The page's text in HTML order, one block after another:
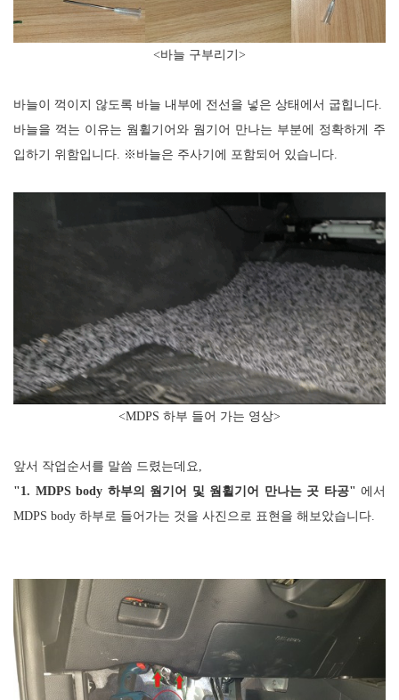
<바늘 구부리기>
바늘이 꺽이지 않도록 바늘 내부에 전선을 넣은 상태에서 굽힙니다
바늘을 꺽는 이유는 웜휠기어와 웜기어 만나는 부분에 정확하게 주
입하기 위함입니다 . ※ 바늘은 주사기에 포함되어 있습니다.
<MDPS 하부 들어 가는 영상>
앞서 작업순서를 말씀 드렸는데요,
"1. MDPS body 하부의 웜기어 및 웜휠기어 만나는 곳 타공" 에서
MDPS body 하부로 들어가는 것을 사진으로 표현을 해보았습니다.